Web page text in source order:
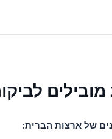
מובילים
של ארצות הברית: